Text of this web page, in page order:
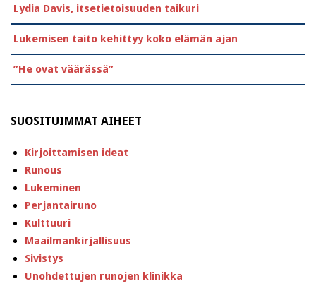
Lydia Davis, itsetietoisuuden taikuri
Lukemisen taito kehittyy koko elämän ajan
”He ovat väärässä”
SUOSITUIMMAT AIHEET
Kirjoittamisen ideat
Runous
Lukeminen
Perjantairuno
Kulttuuri
Maailmankirjallisuus
Sivistys
Unohdettujen runojen klinikka